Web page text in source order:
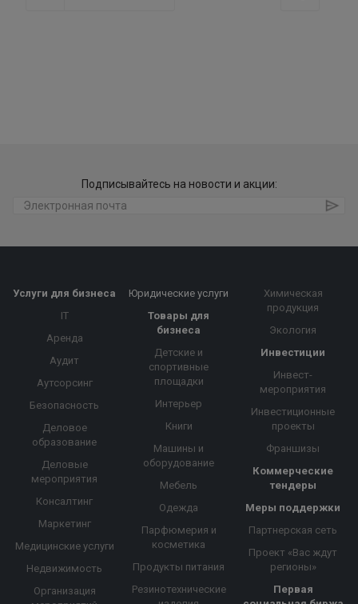
Подписывайтесь на новости и акции:
Услуги для бизнеса
IT
Аренда
Аудит
Аутсорсинг
Безопасность
Деловое
образование
Деловые
мероприятия
Консалтинг
Маркетинг
Медицинские услуги
Недвижимость
Организация
Юридические услуги
Товары для
бизнеса
Детские и
спортивные
площадки
Интерьер
Книги
Машины и
оборудование
Мебель
Одежда
Парфюмерия и
косметика
Продукты питания
Резинотехнические
Химическая
продукция
Экология
Инвестиции
Инвест-
мероприятия
Инвестиционные
проекты
Франшизы
Коммерческие
тендеры
Меры поддержки
Партнерская сеть
Проект «Вас ждут
регионы»
Первая